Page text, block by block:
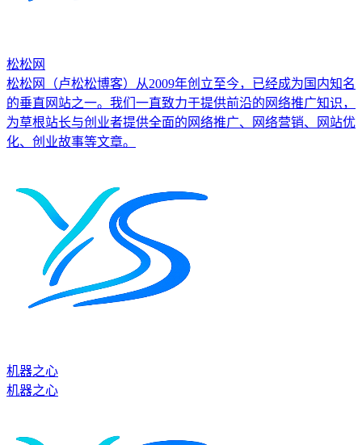
松松网
松松网（卢松松博客）从2009年创立至今，已经成为国内知名
的垂直网站之一。我们一直致力于提供前沿的网络推广知识，
为草根站长与创业者提供全面的网络推广、网络营销、网站优
化、创业故事等文章。
机器之心
机器之心